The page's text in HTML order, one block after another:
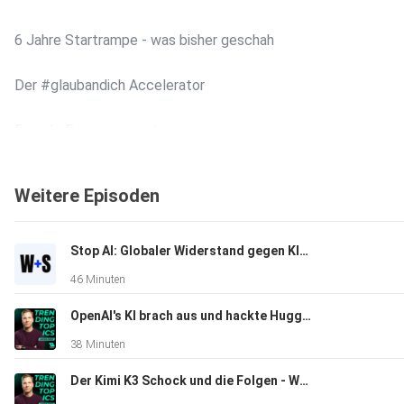
6 Jahre Startrampe - was bisher geschah
Der #glaubandich Accelerator
oberösterreichischen Startup-Szene
Warum OÖ-Scale-ups gerne eigene HQs bauen
Weitere Episoden
Stop AI: Globaler Widerstand gegen KI-Infrastruktur | Wasner + Steinschaden #16
46 Minuten
OpenAI's KI brach aus und hackte Hugging Face | Wasner + Steinschaden #15
38 Minuten
Der Kimi K3 Schock und die Folgen - Wasner + Steinschaden #14